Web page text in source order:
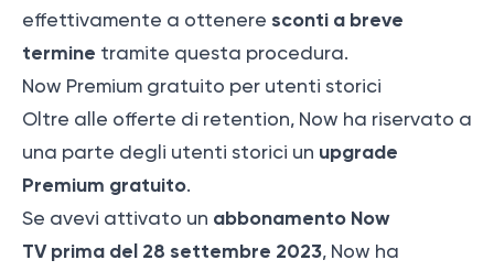
effettivamente a ottenere sconti a breve
termine tramite questa procedura.
Now Premium gratuito per utenti storici
Oltre alle offerte di retention, Now ha riservato a
una parte degli utenti storici un upgrade
Premium gratuito.
Se avevi attivato un abbonamento Now
TV prima del 28 settembre 2023, Now ha